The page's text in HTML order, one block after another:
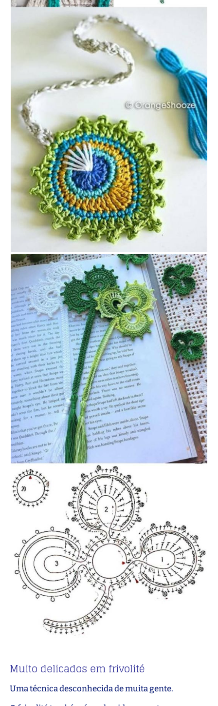
Muito delicados em frivolité
Uma técnica desconhecida de muita gente.